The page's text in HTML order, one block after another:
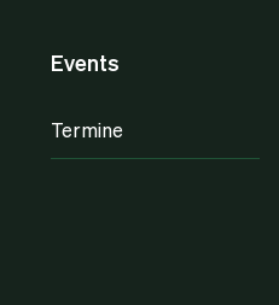
Events
Termine